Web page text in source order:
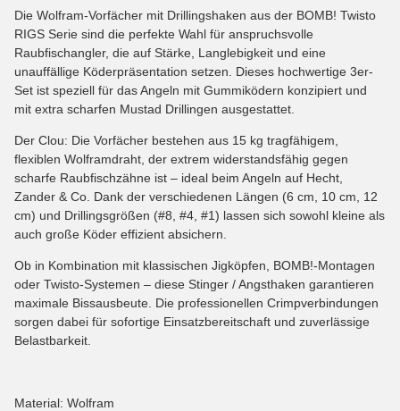
Die Wolfram-Vorfächer mit Drillingshaken aus der BOMB! Twisto
RIGS Serie sind die perfekte Wahl für anspruchsvolle
Raubfischangler, die auf Stärke, Langlebigkeit und eine
unauffällige Köderpräsentation setzen. Dieses hochwertige 3er-
Set ist speziell für das Angeln mit Gummiködern konzipiert und
mit extra scharfen Mustad Drillingen ausgestattet.
Der Clou: Die Vorfächer bestehen aus 15 kg tragfähigem,
flexiblen Wolframdraht, der extrem widerstandsfähig gegen
scharfe Raubfischzähne ist – ideal beim Angeln auf Hecht,
Zander & Co. Dank der verschiedenen Längen (6 cm, 10 cm, 12
cm) und Drillingsgrößen (#8, #4, #1) lassen sich sowohl kleine als
auch große Köder effizient absichern.
Ob in Kombination mit klassischen Jigköpfen, BOMB!-Montagen
oder Twisto-Systemen – diese Stinger / Angsthaken garantieren
maximale Bissausbeute. Die professionellen Crimpverbindungen
sorgen dabei für sofortige Einsatzbereitschaft und zuverlässige
Belastbarkeit.
Material: Wolfram